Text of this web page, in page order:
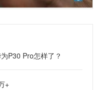
P30 Pro怎样了？
+